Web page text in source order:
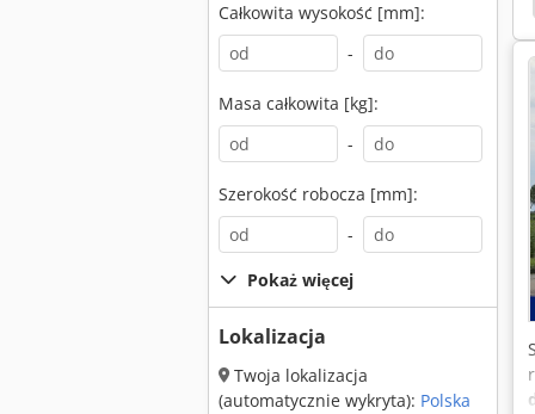
Całkowita wysokość [mm]:
-
Masa całkowita [kg]:
-
Szerokość robocza [mm]:
-
Pokaż więcej
Lokalizacja
Twoja lokalizacja
(automatycznie wykryta): Polska